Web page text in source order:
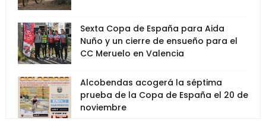
Sexta Copa de España para Aida
Nuño y un cierre de ensueño para el
CC Meruelo en Valencia
Alcobendas acogerá la séptima
prueba de la Copa de España el 20 de
noviembre